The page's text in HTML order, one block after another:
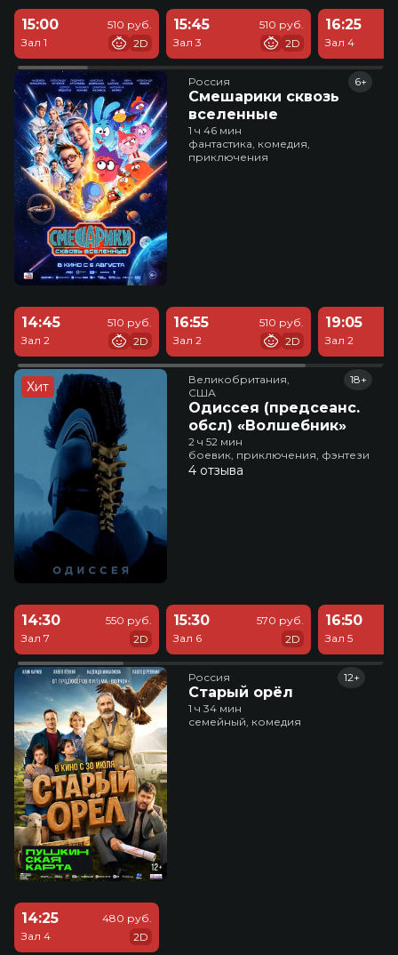
15:00
Зал 1
510 руб.
2D
15:45
Зал 3
510 руб.
2D
16:25
Зал 4
Россия
Смешарики сквозь
вселенные
6+
1 ч 46 мин
фантастика, комедия,
приключения
14:45
Зал 2
510 руб.
2D
16:55
Зал 2
510 руб.
2D
19:05
Зал 2
Хит
Великобритания,
США
Одиссея (предсеанс.
обсл) «Волшебник»
18+
2 ч 52 мин
боевик, приключения, фэнтези
4 отзыва
14:30
Зал 7
550 руб.
2D
15:30
Зал 6
570 руб.
2D
16:50
Зал 5
Россия
Старый орёл
12+
1 ч 34 мин
семейный, комедия
14:25
Зал 4
480 руб.
2D